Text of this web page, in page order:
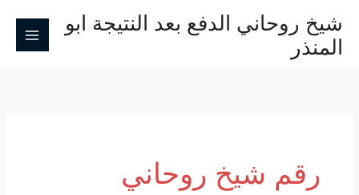
المحتوى
شيخ روحاني الدفع بعد النتيجة ابو
المنذر
رقم شيخ روحاني